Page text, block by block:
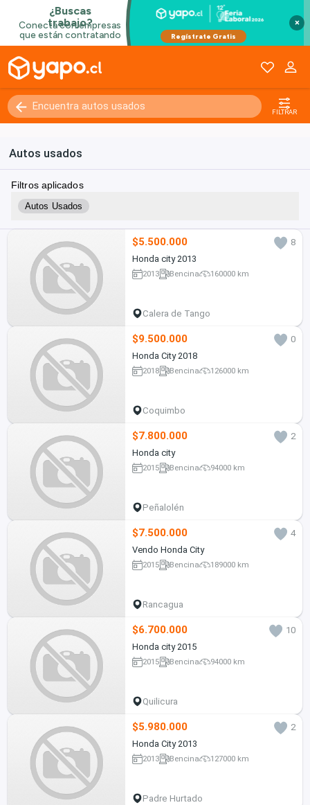
×
FILTRAR
Autos usados
Filtros aplicados
Autos Usados
$5.500.000
8
Honda city 2013
2013 Bencina 160000 km
Calera de Tango
$9.500.000
0
Honda City 2018
2018 Bencina 126000 km
Coquimbo
$7.800.000
2
Honda city
2015 Bencina 94000 km
Peñalolén
$7.500.000
4
Vendo Honda City
2015 Bencina 189000 km
Rancagua
$6.700.000
10
Honda city 2015
2015 Bencina 94000 km
Quilicura
$5.980.000
2
Honda City 2013
2013 Bencina 127000 km
Padre Hurtado